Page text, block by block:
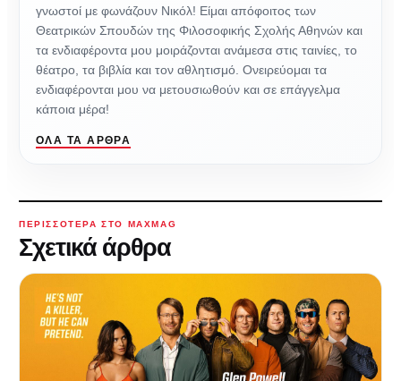
γνωστοί με φωνάζουν Νικόλ! Είμαι απόφοιτος των
Θεατρικών Σπουδών της Φιλοσοφικής Σχολής Αθηνών και
τα ενδιαφέροντα μου μοιράζονται ανάμεσα στις ταινίες, το
θέατρο, τα βιβλία και τον αθλητισμό. Ονειρεύομαι τα
ενδιαφέρονται μου να μετουσιωθούν και σε επάγγελμα
κάποια μέρα!
ΌΛΑ ΤΑ ΆΡΘΡΑ
ΠΕΡΙΣΣΌΤΕΡΑ ΣΤΟ MAXMAG
Σχετικά άρθρα